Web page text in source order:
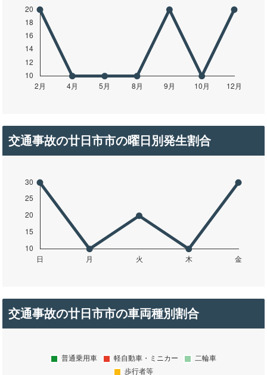
交通事故の廿日市市の曜日別発生割合
交通事故の廿日市市の車両種別割合